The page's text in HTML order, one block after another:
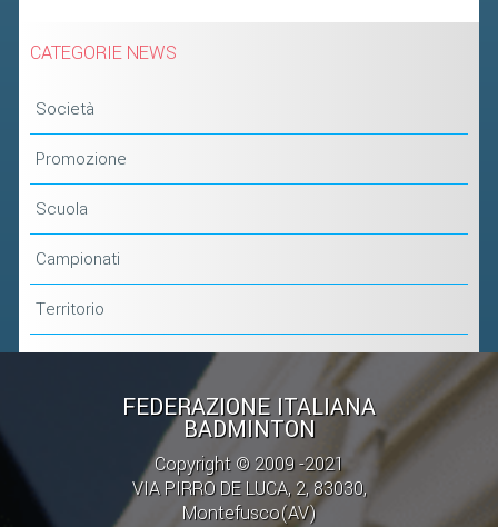
CATEGORIE NEWS
Società
Promozione
Scuola
Campionati
Territorio
FEDERAZIONE ITALIANA
BADMINTON
Copyright © 2009 -2021
VIA PIRRO DE LUCA, 2, 83030,
Montefusco(AV)